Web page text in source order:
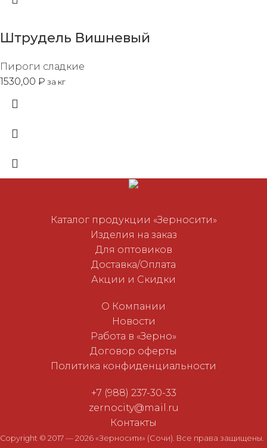
Штрудель Вишневый
Пироги сладкие
1530,00 ₽ за кг
Каталог продукции «Зерносити»
Изделия на заказ
Для оптовиков
Доставка/Оплата
Акции и Скидки
О Компании
Новости
Работа в «Зерно»
Договор оферты
Политика конфиденциальности
+7 (988) 237-30-33
zernocity@mail.ru
Контакты
Copyright © 2017 — 2026 «Зерносити» (Сочи). Все права защищены.